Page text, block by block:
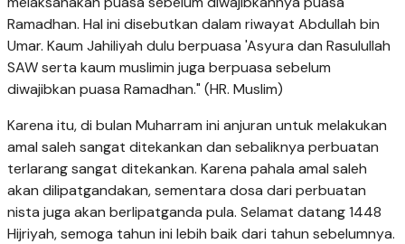
Ramadhan. Hal ini disebutkan dalam riwayat Abdullah bin
Umar. Kaum Jahiliyah dulu berpuasa 'Asyura dan Rasulullah
SAW serta kaum muslimin juga berpuasa sebelum
diwajibkan puasa Ramadhan." (HR. Muslim)
Karena itu, di bulan Muharram ini anjuran untuk melakukan
amal saleh sangat ditekankan dan sebaliknya perbuatan
terlarang sangat ditekankan. Karena pahala amal saleh
akan dilipatgandakan, sementara dosa dari perbuatan
nista juga akan berlipatganda pula. Selamat datang 1448
Hijriyah, semoga tahun ini lebih baik dari tahun sebelumnya.